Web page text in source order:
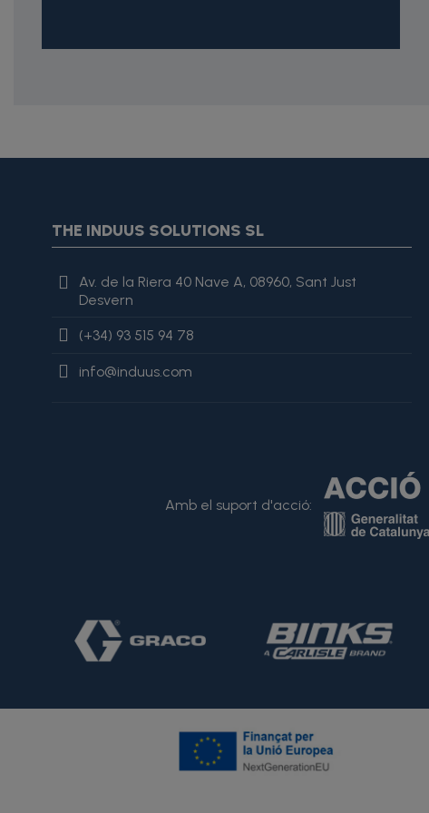
THE INDUUS SOLUTIONS SL
Av. de la Riera 40 Nave A, 08960, Sant Just
Desvern
(+34) 93 515 94 78
info@induus.com
Amb el suport d'acció:
"review": { "@type": "Review", "author": { "@type": "Person",
es excelente, lo recomiendo totalmente." }